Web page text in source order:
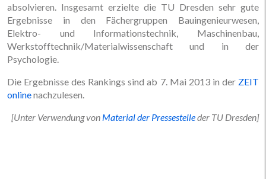
absolvieren. Insgesamt erzielte die TU Dresden sehr gute
Ergebnisse in den Fächergruppen Bauingenieurwesen,
Elektro- und Informationstechnik, Maschinenbau,
Werkstofftechnik/Materialwissenschaft und in der
Psychologie.
Die Ergebnisse des Rankings sind ab 7. Mai 2013 in der ZEIT
onlinenachzulesen.
[Unter Verwendung von Material der Pressestelleder TU Dresden]